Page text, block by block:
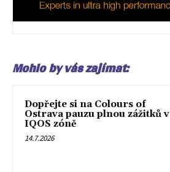
Mohlo by vás zajímat:
Dopřejte si na Colours of
Ostrava pauzu plnou zážitků v
IQOS zóně
14.7.2026